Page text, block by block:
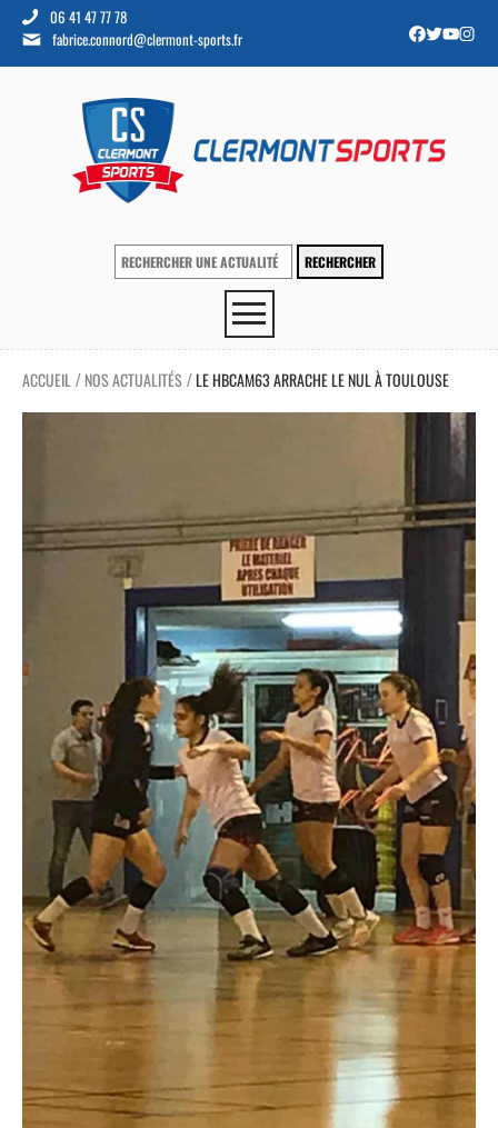
06 41 47 77 78
fabrice.connord@clermont-sports.fr
ACCUEIL / NOS ACTUALITÉS /LE HBCAM63 ARRACHE LE NUL À TOULOUSE